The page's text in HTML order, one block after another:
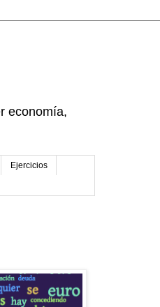
economía,
Ejercicios